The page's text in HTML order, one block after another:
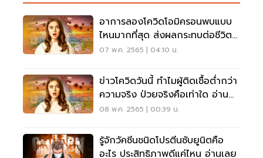
อาการลองโควิดโอมิครอนพบแบบ
ไหนมากที่สุด ส่งผลกระทบต่อชีวิต
แค่ไหน อ่านเลย
07 พ.ค. 2565 | 04:10 น.
ข่าวโควิดวันนี้ ทำไมผู้ติดเชื้อต่ำกว่า
ความจริง ป่วยจริงคือเท่าใด อ่าน
เลย
08 พ.ค. 2565 | 00:39 น.
รู้จักวัคซีนชนิดโปรตีนซับยูนิตคือ
อะไร ประสิทธิภาพดีแค่ไหน อ่านเลย